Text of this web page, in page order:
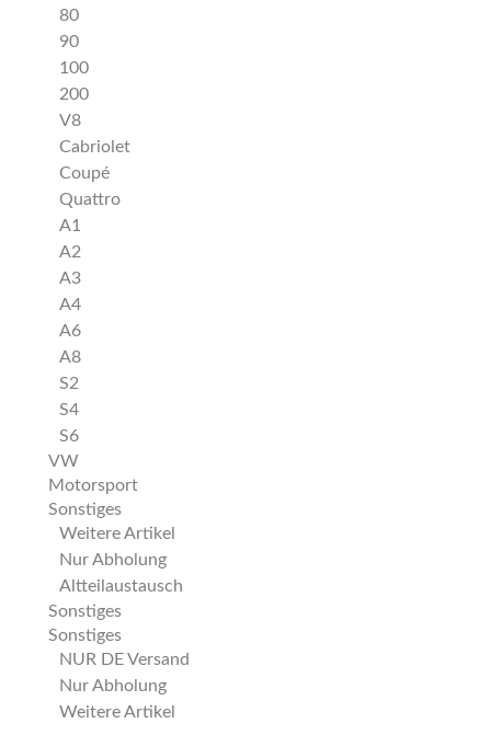
80
90
100
200
V8
Cabriolet
Coupé
Quattro
A1
A2
A3
A4
A6
A8
S2
S4
S6
VW
Motorsport
Sonstiges
Weitere Artikel
Nur Abholung
Altteilaustausch
Sonstiges
Sonstiges
NUR DE Versand
Nur Abholung
Weitere Artikel